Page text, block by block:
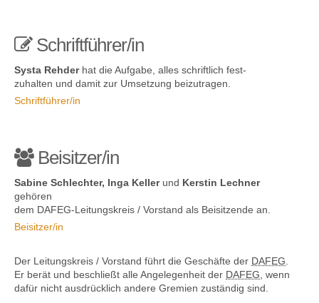
Schriftführer/in
Systa Rehder hat die Aufgabe, alles schriftlich fest-
zuhalten und damit zur Umsetzung beizutragen.
Schriftführer/in
Beisitzer/in
Sabine Schlechter, Inga Keller und Kerstin Lechner
gehören
dem DAFEG-Leitungskreis / Vorstand als Beisitzende an.
Beisitzer/in
Der Leitungskreis / Vorstand führt die Geschäfte der DAFEG.
Er berät und beschließt alle Angelegenheit der DAFEG, wenn
dafür nicht ausdrücklich andere Gremien zuständig sind.